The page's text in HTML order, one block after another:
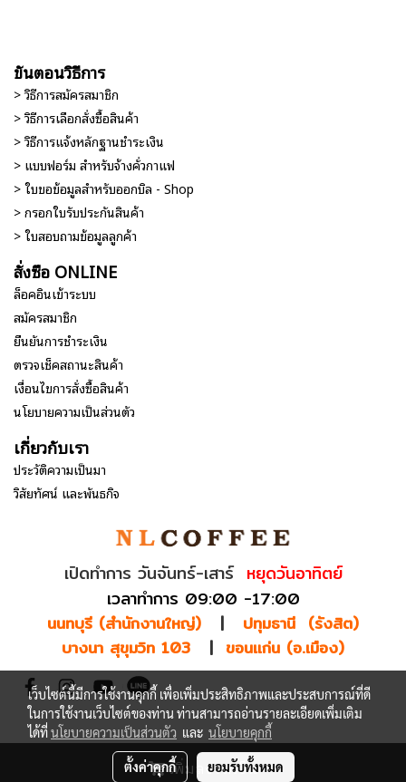
เพิ่มลงรถเข็น
ขั้นตอนวิธีการ
> วิธีการสมัครสมาชิก
> วิธีการเลือกสั่งซื้อสินค้า
> วิธีการแจ้งหลักฐานชำระเงิน
> แบบฟอร์ม สำหรับจ้างคั่วกาแฟ
> ใบขอข้อมูลสำหรับออกบิล - Shop
> กรอกใบรับประกันสินค้า
> ใบสอบถามข้อมูลลูกค้า
สั่งซื้อ ONLINE
ล็อคอินเข้าระบบ
สมัครสมาชิก
ยืนยันการชำระเงิน
ตรวจเช็คสถานะสินค้า
เงื่อนไขการสั่งซื้อสินค้า
นโยบายความเป็นส่วนตัว
เกี่ยวกับเรา
ประวัติความเป็นมา
วิสัยทัศน์ และพันธกิจ
เปิดทำการ วันจันทร์-เสาร์ หยุดวันอาทิตย์
เวลาทำการ 09:00 -17:00
นนทบุรี (สำนักงานใหญ่) |
ปทุมธานี (รังสิต)
บางนา สุขุมวิท 103 | ขอนแก่น (อ.เมือง)
© Copyright 2025 NLCOFFEE GROUP. All Rights Reserved.
เว็บไซต์นี้มีการใช้งานคุกกี้ เพื่อเพิ่มประสิทธิภาพและประสบการณ์ที่ดี
ในการใช้งานเว็บไซต์ของท่าน ท่านสามารถอ่านรายละเอียดเพิ่มเติม
ได้ที่นโยบายความเป็นส่วนตัว และ นโยบายคุกกี้
ตั้งค่าคุกกี้ ยอมรับทั้งหมด